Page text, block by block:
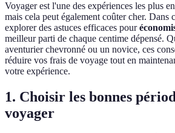
Voyager est l'une des expériences les plus
mais cela peut également coûter cher. Dans
explorer des astuces efficaces pour
meilleur parti de chaque centime dépensé.
aventurier chevronné ou un novice, ces
réduire vos frais de voyage tout en
votre expérience.
1. Choisir les bonnes
voyager